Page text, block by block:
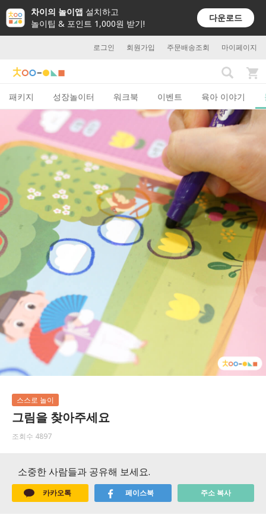
차이의 놀이앱 설치하고
놀이팁 & 포인트 1,000원 받기!
다운로드
로그인 회원가입 주문배송조회 마이페이지
패키지 성장놀이터 워크북 이벤트 육아 이야기
스스로 놀이
그림을 찾아주세요
조회수 4897
소중한 사람들과 공유해 보세요.
카카오톡 페이스북 주소 복사